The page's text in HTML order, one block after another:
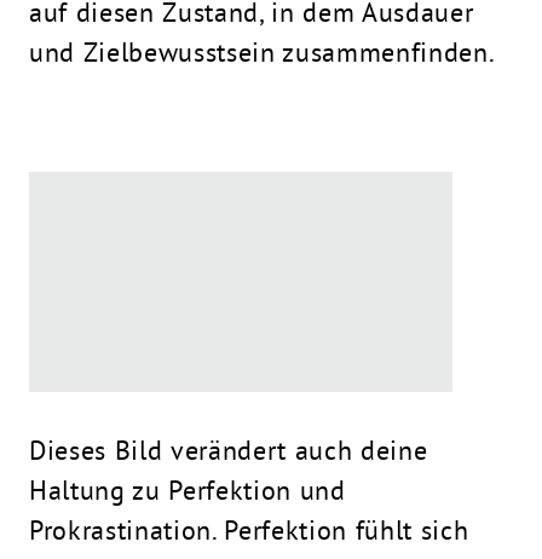
auf diesen Zustand, in dem Ausdauer
und Zielbewusstsein zusammenfinden.
Dieses Bild verändert auch deine
Haltung zu Perfektion und
Prokrastination. Perfektion fühlt sich